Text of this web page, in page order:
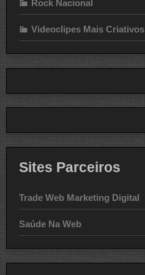
Rock Nacional
Videoclipes Mais Criativos
Sites Parceiros
Trade Web Marketing Digital
Saúde Na Web